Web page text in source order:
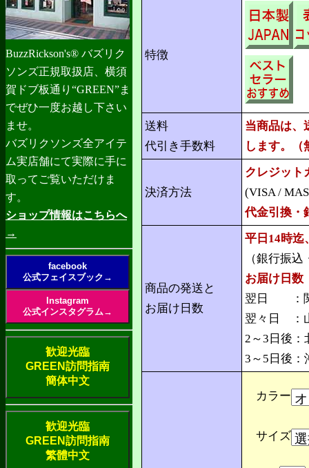
BuzzRickson's® バズリク
ソンズ正規取扱店、横須
賀ドブ板通り“GREEN”ま
でぜひ一度お越し下さい
ませ。
バズリクソンズ全アイテ
ム実店舗にて実際に手に
取ってご覧いただけま
す。
ショップ情報はこちらへ
→
facebook
公式フェイスブック→
Instagram
公式インスタグラム→
歓迎光臨
GREEN訪問指南
簡体中文
歓迎光臨
GREEN訪問指南
繁體中文
特徴
送料
代引き手数料
当商品は、
します。（
決済方法
クレジット
(VISA /
代金引換・
商品の発送と
お届け日数
平日14時迄
（銀行振
お届け日数
翌日 ：関
翌々日 ：
2～3日後：
3～5日後：
カラー
サイズ